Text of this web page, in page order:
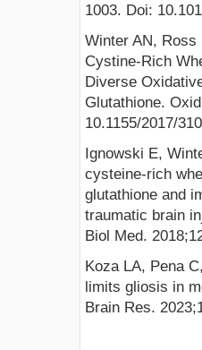
1003. Doi:
Winter AN, Ross
Cystine-Rich
Diverse
Glutathione.
10.1155/2017/
Ignowski E,
cysteine-rich
glutathione and
traumatic brain
Biol Med.
Koza LA, Pena
limits gliosis in
Brain Res.